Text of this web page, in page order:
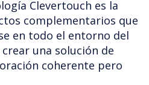
Clevertouch es la
complementarios que
en todo el entorno del
una solución de
coherente pero